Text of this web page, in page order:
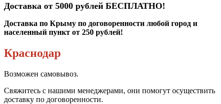
Доставка от 5000 рублей БЕСПЛАТНО!
Доставка по Крыму по договоренности любой город и
населенный пункт от 250 рублей!
Краснодар
Возможен самовывоз.
Свяжитесь с нашими менеджерами, они помогут осуществить
доставку по договоренности.